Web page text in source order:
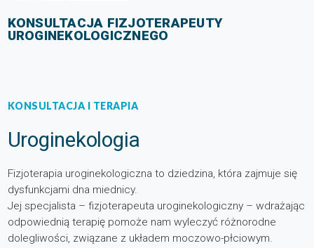
KONSULTACJA FIZJOTERAPEUTY
UROGINEKOLOGICZNEGO
KONSULTACJA I TERAPIA
Uroginekologia
Fizjoterapia uroginekologiczna to dziedzina, która zajmuje się
dysfunkcjami dna miednicy.
Jej specjalista – fizjoterapeuta uroginekologiczny – wdrażając
odpowiednią terapię pomoże nam wyleczyć różnorodne
dolegliwości, związane z układem moczowo-płciowym.